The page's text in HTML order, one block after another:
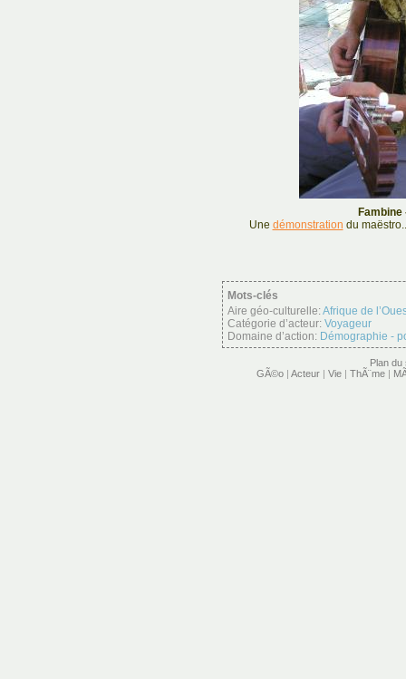
Fambine
Une démonstration du
Mots-clés
Aire géo-culturelle:Afrique de
Catégorie d’acteur: Voyageur
Domaine d’action: Démographie -
Plan du
GÃ©o | Acteur | Vie | ThÃ¨me |